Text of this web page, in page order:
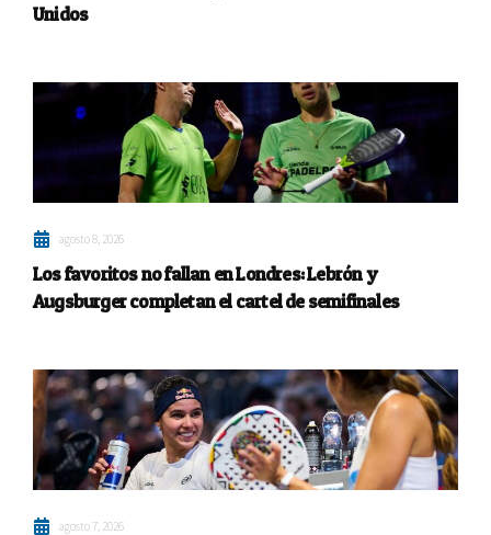
Unidos
agosto 8, 2026
Los favoritos no fallan en Londres: Lebrón y
Augsburger completan el cartel de semifinales
agosto 7, 2026